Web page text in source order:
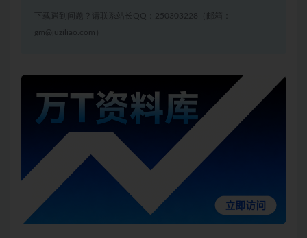
下载遇到问题？请联系站长QQ：250303228（邮箱：
gm@juziliao.com）